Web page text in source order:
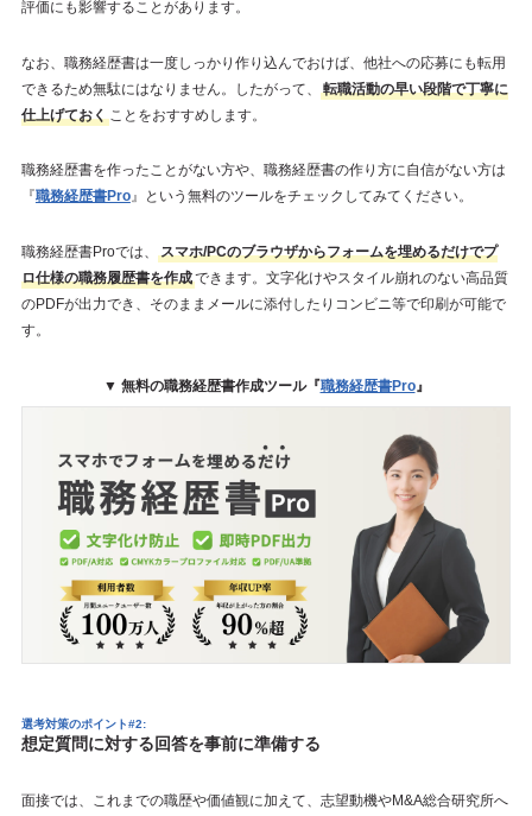
評価にも影響することがあります。
なお、職務経歴書は一度しっかり作り込んでおけば、他社への応募にも転用
できるため無駄にはなりません。したがって、
転職活動の早い段階で丁寧に
仕上げておく ことをおすすめします。
職務経歴書を作ったことがない方や、職務経歴書の作り方に自信がない方は
『職務経歴書Pro』という無料のツールをチェックしてみてください。
職務経歴書Proでは、
スマホ/PCのブラウザからフォームを埋めるだけでプ
ロ仕様の職務履歴書を作成できます。文字化けやスタイル崩れのない高品質
のPDFが出力でき、そのままメールに添付したりコンビニ等で印刷が可能で
す。
▼ 無料の職務経歴書作成ツール『職務経歴書Pro』
選考対策のポイント#2:
想定質問に対する回答を事前に準備する
面接では、これまでの職歴や価値観に加えて、志望動機やM&A総合研究所へ